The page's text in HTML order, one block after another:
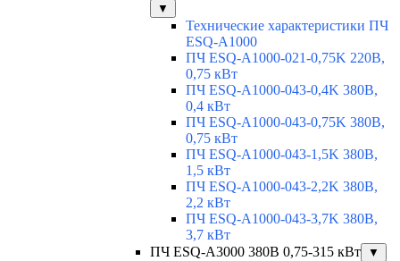
▼
Технические характеристики ПЧ
ESQ-A1000
ПЧ ESQ-A1000-021-0,75K 220В,
0,75 кВт
ПЧ ESQ-A1000-043-0,4K 380В,
0,4 кВт
ПЧ ESQ-A1000-043-0,75K 380В,
0,75 кВт
ПЧ ESQ-A1000-043-1,5K 380В,
1,5 кВт
ПЧ ESQ-A1000-043-2,2K 380В,
2,2 кВт
ПЧ ESQ-A1000-043-3,7K 380В,
3,7 кВт
ПЧ ESQ-A3000 380В 0,75-315 кВт
▼